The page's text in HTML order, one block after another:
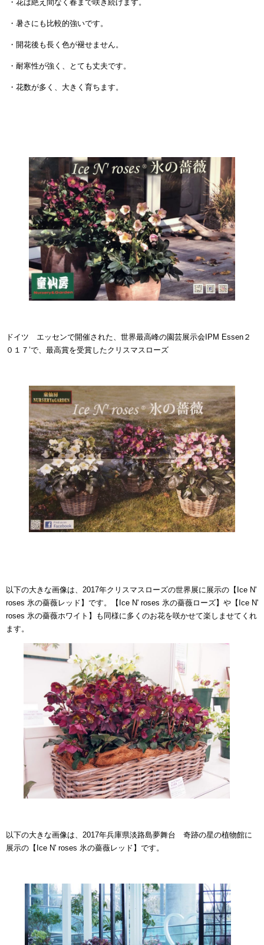
・花は絶え間なく春まで咲き続けます。
・暑さにも比較的強いです。
・開花後も長く色が褪せません。
・耐寒性が強く、とても丈夫です。
・花数が多く、大きく育ちます。
ドイツ エッセンで開催された、世界最高峰の園芸展示会IPM Essen２
０１７’で、最高賞を受賞したクリスマスローズ
以下の大きな画像は、2017年クリスマスローズの世界展に展示の【Ice N'
roses 氷の薔薇レッド】です。【Ice N' roses 氷の薔薇ローズ】や【Ice N'
roses 氷の薔薇ホワイト】も同様に多くのお花を咲かせて楽しませてくれ
ます。
以下の大きな画像は、2017年兵庫県淡路島夢舞台 奇跡の星の植物館に
展示の【Ice N' roses 氷の薔薇レッド】です。